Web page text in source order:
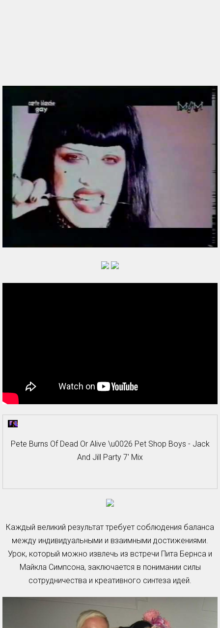
Pete Burns Of Dead Or Alive \u0026 Pet Shop Boys - Jack
And Jill Party 7' Mix
Каждый великий результат требует соблюдения баланса
между индивидуальными и взаимными достижениями.
Урок, который можно извлечь из встречи Пита Бернса и
Майкла Симпсона, заключается в понимании силы
сотрудничества и креативного синтеза идей.